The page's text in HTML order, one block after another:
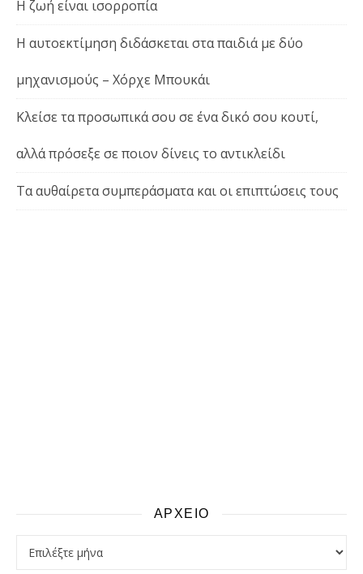
Η ζωή είναι ισορροπία
Η αυτοεκτίμηση διδάσκεται στα παιδιά με δύο
μηχανισμούς – Χόρχε Μπουκάι
Κλείσε τα προσωπικά σου σε ένα δικό σου κουτί,
αλλά πρόσεξε σε ποιον δίνεις το αντικλείδι
Τα αυθαίρετα συμπεράσματα και οι επιπτώσεις τους
ΑΡΧΕΙΟ